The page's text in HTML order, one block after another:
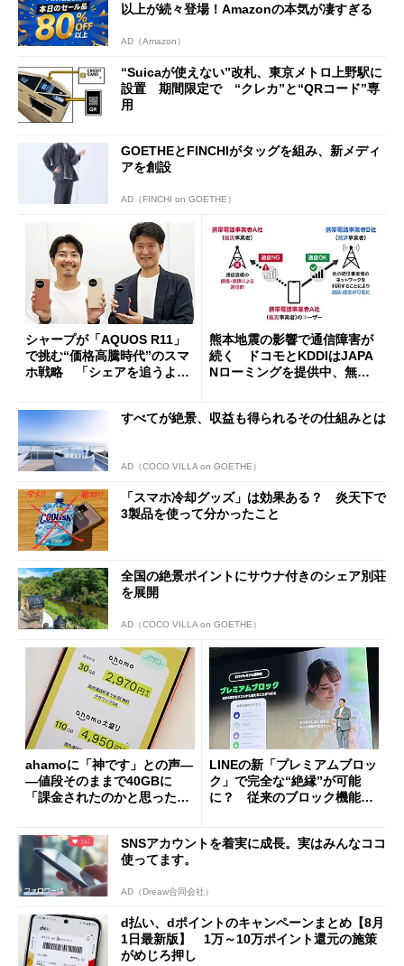
以上が続々登場！Amazonの本気が凄すぎる
AD（Amazon）
“Suicaが使えない”改札、東京メトロ上野駅に
設置 期間限定で “クレカ”と“QRコード”専
用
GOETHEとFINCHIがタッグを組み、新メディ
アを創設
AD（FINCHI on GOETHE）
シャープが「AQUOS R11」
で挑む“価格高騰時代”のスマ
ホ戦略 「シェアを追うより
熊本地震の影響で通信障害が
続く ドコモとKDDIはJAPA
Nローミングを提供中、無料
すべてが絶景、収益も得られるその仕組みとは
AD（COCO VILLA on GOETHE）
「スマホ冷却グッズ」は効果ある？ 炎天下で
3製品を使って分かったこと
全国の絶景ポイントにサウナ付きのシェア別荘
を展開
AD（COCO VILLA on GOETHE）
ahamoに「神です」との声―
―値段そのままで40GBに
「課金されたのかと思った」
LINEの新「プレミアムブロッ
ク」で完全な“絶縁”が可能
に？ 従来のブロック機能と
SNSアカウントを着実に成長。実はみんなココ
使ってます。
AD（Dreaw合同会社）
d払い、dポイントのキャンペーンまとめ【8月
1日最新版】 1万～10万ポイント還元の施策
がめじろ押し